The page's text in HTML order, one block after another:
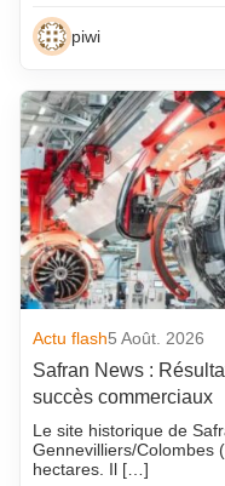
piwi
Actu flash5 Août. 2026
Safran News :
succès commerciaux
Le site historique de
Gennevilliers/Colombes
hectares. Il […]